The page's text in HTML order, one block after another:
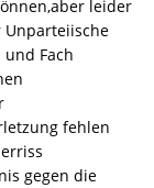
leider
Unparteiische
Fach
fehlen
gegen die